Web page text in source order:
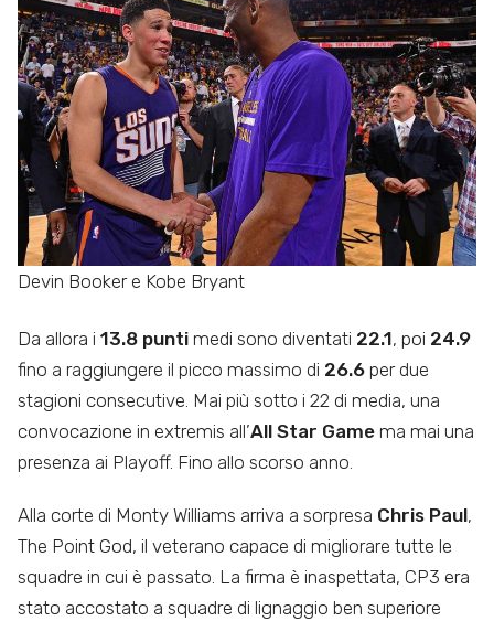
Devin Booker e Kobe Bryant
Da allora i 13.8 punti medi sono diventati 22.1, poi 24.9
fino a raggiungere il picco massimo di 26.6 per due
stagioni consecutive. Mai più sotto i 22 di media, una
convocazione in extremis all’All Star Game ma mai una
presenza ai Playoff. Fino allo scorso anno.
Alla corte di Monty Williams arriva a sorpresa Chris Paul,
The Point God, il veterano capace di migliorare tutte le
squadre in cui è passato. La firma è inaspettata, CP3 era
stato accostato a squadre di lignaggio ben superiore